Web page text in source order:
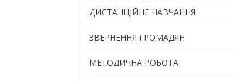
ДИСТАНЦІЙНЕ НАВЧАННЯ
ЗВЕРНЕННЯ ГРОМАДЯН
МЕТОДИЧНА РОБОТА